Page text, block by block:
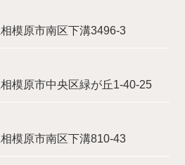
模原市南区下溝3496-3
模原市中央区緑が丘1-40-25
模原市南区下溝810-43